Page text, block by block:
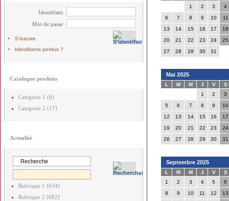
Identifiant
Mot de passe
S'inscrire
Identifiants perdus ?
Catalogue produits
Categorie 1 (6)
Categorie 2 (17)
Actualité
Rubrique 1 (634)
Rubrique 2 (682)
1
2 3
4
6
7 8 9 10
11
13
14 15 16 17
18
20
21 22 23 24
25
27
28 29 30 31
Mai 2025
L M M J V
S
1
2
3
5
6 7 8 9
10
12
13 14 15 16
17
19
20 21 22 23
24
26
27 28 29 30 31
Septembre 2025
L M M J V
S
1
2 3 4 5
6
8
9 10 11 12
13